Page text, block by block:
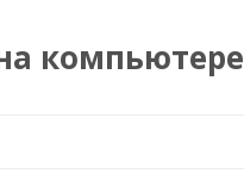
компьютере